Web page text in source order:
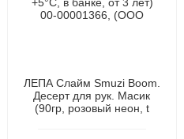
ЛЕПА Слайм Smuzi Boom.
Десерт для рук. Масик
(90гр, розовый неон, t